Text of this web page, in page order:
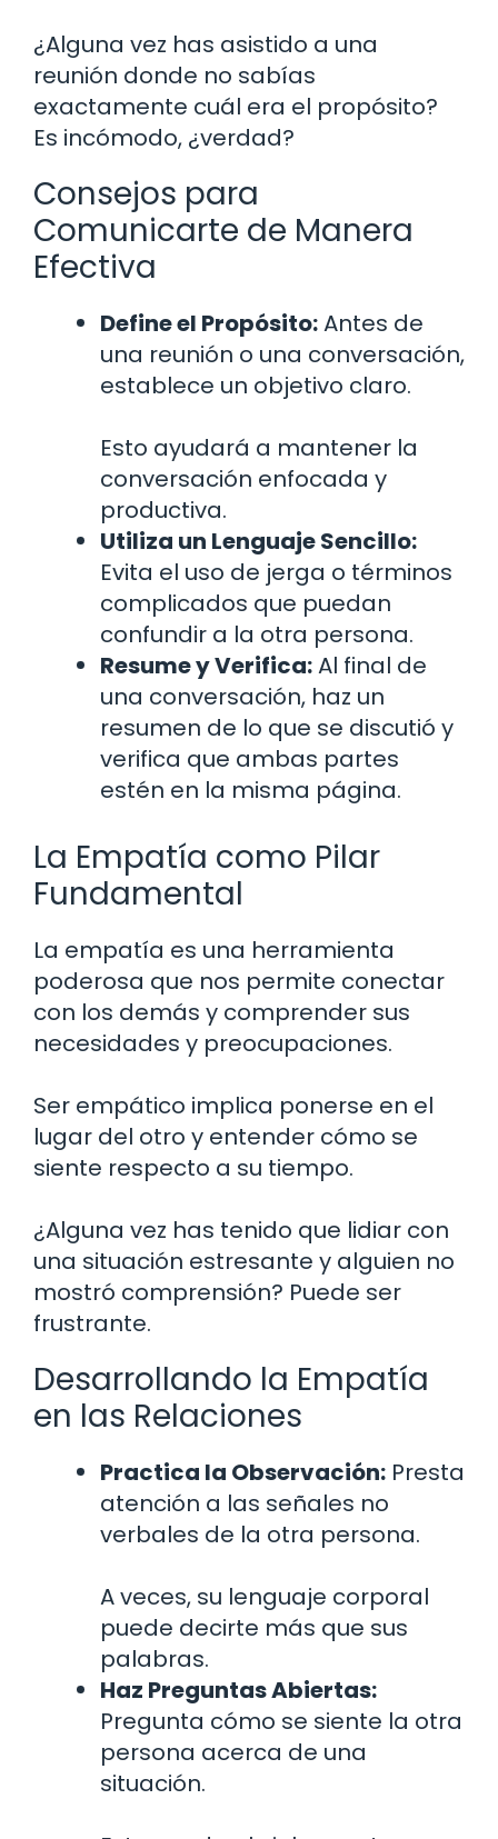
¿Alguna vez has asistido a una
reunión donde no sabías
exactamente cuál era el propósito?
Es incómodo, ¿verdad?
Consejos para
Comunicarte de Manera
Efectiva
Define el Propósito:Antes de
una reunión o una conversación,
establece un objetivo claro.
Esto ayudará a mantener la
conversación enfocada y
productiva.
Utiliza un Lenguaje Sencillo:
Evita el uso de jerga o términos
complicados que puedan
confundir a la otra persona.
Resume y Verifica:Al final de
una conversación, haz un
resumen de lo que se discutió y
verifica que ambas partes
estén en la misma página.
La Empatía como Pilar
Fundamental
La empatía es una herramienta
poderosa que nos permite conectar
con los demás y comprender sus
necesidades y preocupaciones.
Ser empático implica ponerse en el
lugar del otro y entender cómo se
siente respecto a su tiempo.
¿Alguna vez has tenido que lidiar con
una situación estresante y alguien no
mostró comprensión? Puede ser
frustrante.
Desarrollando la Empatía
en las Relaciones
Practica la Observación: Presta
atención a las señales no
verbales de la otra persona.
A veces, su lenguaje corporal
puede decirte más que sus
palabras.
Haz Preguntas Abiertas:
Pregunta cómo se siente la otra
persona acerca de una
situación.